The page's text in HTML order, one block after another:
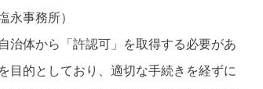
永事務所）
治体から「許認可」を取得する必要があ
目的としており、適切な手続きを経ずに